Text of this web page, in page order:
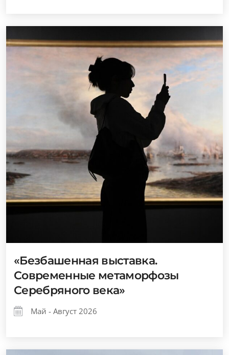
«Безбашенная выставка.
Современные метаморфозы
Серебряного века»
Май - Август 2026